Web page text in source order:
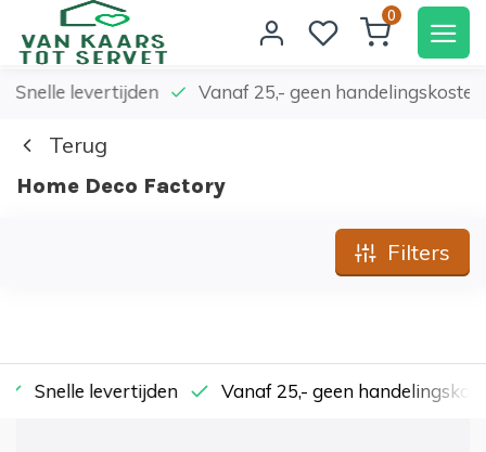
0
levertijden Vanaf 25,- geen handelingskosten
Terug
Home Deco Factory
Filters
levertijden Vanaf 25,- geen handelingskosten